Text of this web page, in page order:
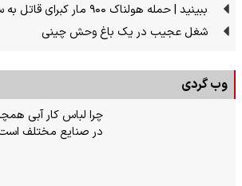
ببینید | حمله هولناک ۹۰۰ مار کبرای قاتل به ساکنان مردم چین
شغل عجیب در یک باغ وحش چینی
وب گردی
چرا لباس کار آبی
در صنایع مختلف